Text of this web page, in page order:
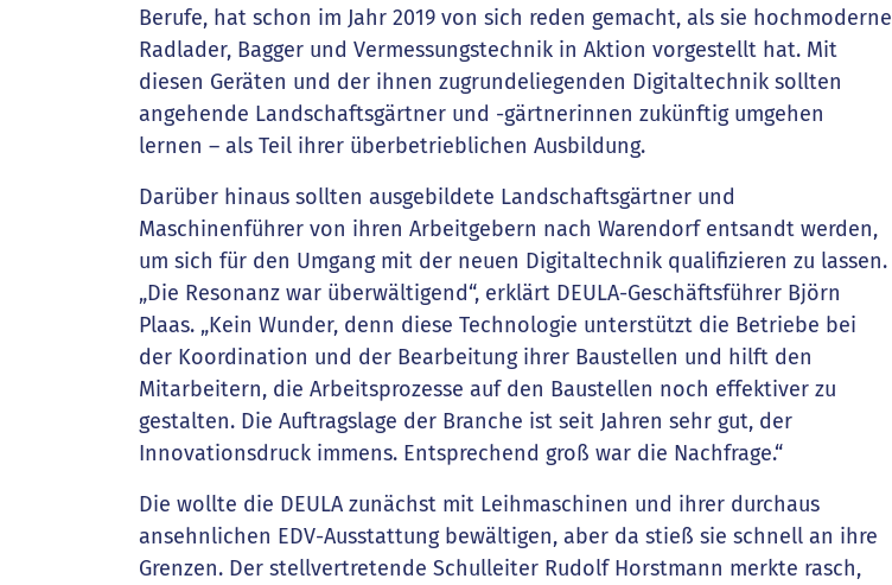
Berufe, hat schon im Jahr 2019 von sich reden gemacht, als sie hochmoderne
Radlader, Bagger und Vermessungstechnik in Aktion vorgestellt hat. Mit
diesen Geräten und der ihnen zugrundeliegenden Digitaltechnik sollten
angehende Landschaftsgärtner und -gärtnerinnen zukünftig umgehen
lernen – als Teil ihrer überbetrieblichen Ausbildung.
Darüber hinaus sollten ausgebildete Landschaftsgärtner und
Maschinenführer von ihren Arbeitgebern nach Warendorf entsandt werden,
um sich für den Umgang mit der neuen Digitaltechnik qualifizieren zu lassen.
„Die Resonanz war überwältigend“, erklärt DEULA-Geschäftsführer Björn
Plaas. „Kein Wunder, denn diese Technologie unterstützt die Betriebe bei
der Koordination und der Bearbeitung ihrer Baustellen und hilft den
Mitarbeitern, die Arbeitsprozesse auf den Baustellen noch effektiver zu
gestalten. Die Auftragslage der Branche ist seit Jahren sehr gut, der
Innovationsdruck immens. Entsprechend groß war die Nachfrage.“
Die wollte die DEULA zunächst mit Leihmaschinen und ihrer durchaus
ansehnlichen EDV-Ausstattung bewältigen, aber da stieß sie schnell an ihre
Grenzen. Der stellvertretende Schulleiter Rudolf Horstmann merkte rasch,